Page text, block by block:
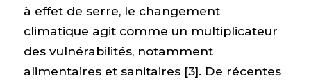
à effet de serre, le changement
climatique agit comme un multiplicateur
des vulnérabilités, notamment
alimentaires et sanitaires [3]. De récentes